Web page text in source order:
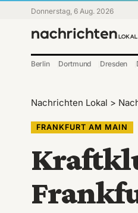
Donnerstag, 6 Aug. 2026
Berlin Dortmund Dresden
Nachrichten Lokal >
FRANKFURT AM MAIN